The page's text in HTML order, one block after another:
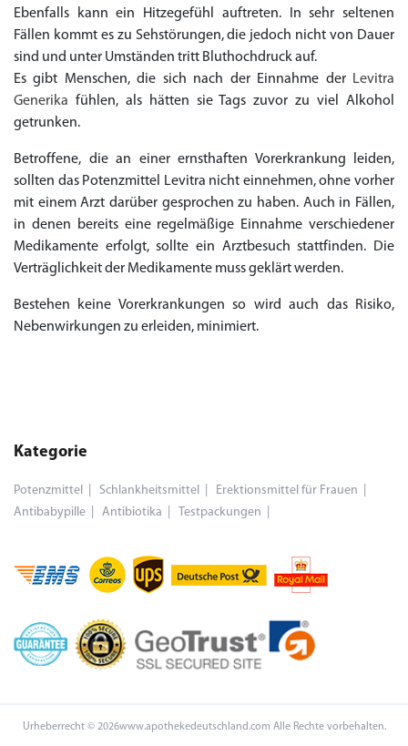
Ebenfalls kann ein Hitzegefühl auftreten. In sehr seltenen
Fällen kommt es zu Sehstörungen, die jedoch nicht von Dauer
sind und unter Umständen tritt Bluthochdruck auf.
Es gibt Menschen, die sich nach der Einnahme der Levitra
Generika fühlen, als hätten sie Tags zuvor zu viel Alkohol
getrunken.
Betroffene, die an einer ernsthaften Vorerkrankung leiden,
sollten das Potenzmittel Levitra nicht einnehmen, ohne vorher
mit einem Arzt darüber gesprochen zu haben. Auch in Fällen,
in denen bereits eine regelmäßige Einnahme verschiedener
Medikamente erfolgt, sollte ein Arztbesuch stattfinden. Die
Verträglichkeit der Medikamente muss geklärt werden.
Bestehen keine Vorerkrankungen so wird auch das Risiko,
Nebenwirkungen zu erleiden, minimiert.
Kategorie
Potenzmittel Schlankheitsmittel
Erektionsmittel für Frauen
Antibabypille
Antibiotika Testpackungen
Urheberrecht © 2026www.apothekedeutschland.com Alle Rechte vorbehalten.